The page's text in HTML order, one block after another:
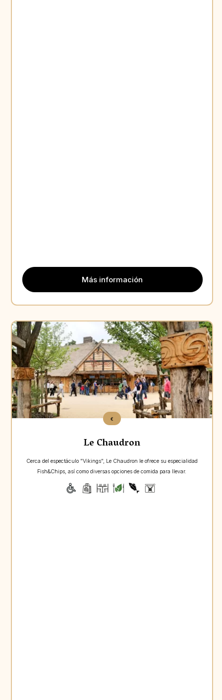
Más información
Aperçu
€
Le Chaudron
Cerca del espectáculo "Vikings", Le Chaudron le ofrece su especialidad
Fish&Chips, así como diversas opciones de comida para llevar.